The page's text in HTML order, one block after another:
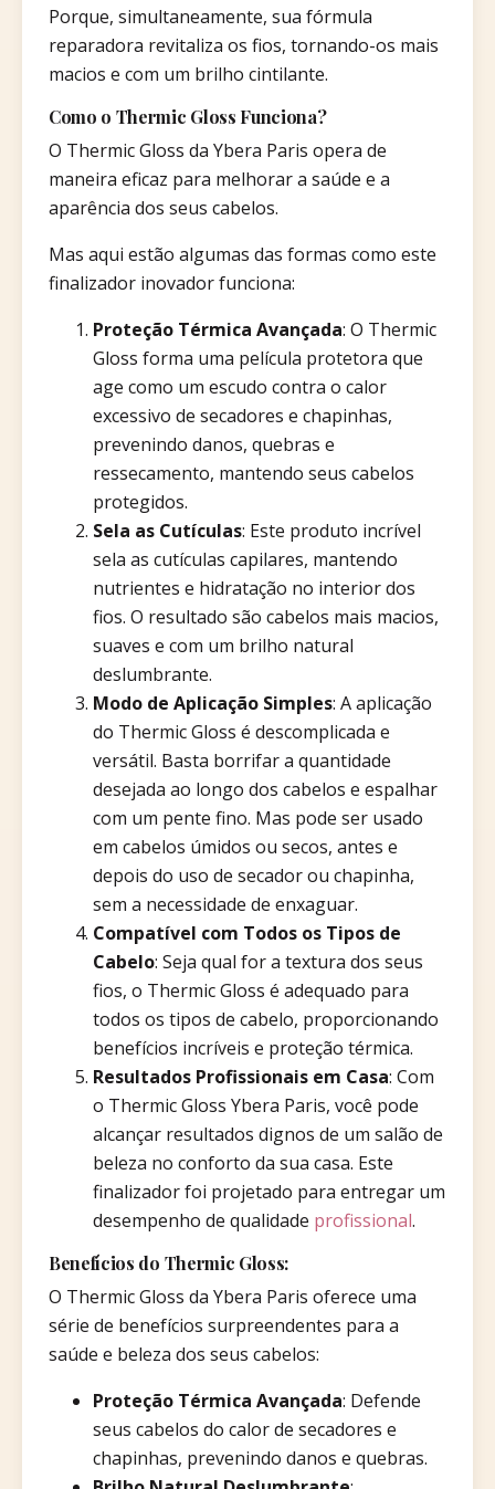
Porque, simultaneamente, sua fórmula
reparadora revitaliza os fios, tornando-os mais
macios e com um brilho cintilante.
Como o Thermic Gloss Funciona?
O Thermic Gloss da Ybera Paris opera de
maneira eficaz para melhorar a saúde e a
aparência dos seus cabelos.
Mas aqui estão algumas das formas como este
finalizador inovador funciona:
Proteção Térmica Avançada: O Thermic
Gloss forma uma película protetora que
age como um escudo contra o calor
excessivo de secadores e chapinhas,
prevenindo danos, quebras e
ressecamento, mantendo seus cabelos
protegidos.
Sela as Cutículas: Este produto incrível
sela as cutículas capilares, mantendo
nutrientes e hidratação no interior dos
fios. O resultado são cabelos mais macios,
suaves e com um brilho natural
deslumbrante.
Modo de Aplicação Simples: A aplicação
do Thermic Gloss é descomplicada e
versátil. Basta borrifar a quantidade
desejada ao longo dos cabelos e espalhar
com um pente fino. Mas pode ser usado
em cabelos úmidos ou secos, antes e
depois do uso de secador ou chapinha,
sem a necessidade de enxaguar.
Compatível com Todos os Tipos de
Cabelo: Seja qual for a textura dos seus
fios, o Thermic Gloss é adequado para
todos os tipos de cabelo, proporcionando
benefícios incríveis e proteção térmica.
Resultados Profissionais em Casa: Com
o Thermic Gloss Ybera Paris, você pode
alcançar resultados dignos de um salão de
beleza no conforto da sua casa. Este
finalizador foi projetado para entregar um
desempenho de qualidade profissional.
Benefícios do Thermic Gloss:
O Thermic Gloss da Ybera Paris oferece uma
série de benefícios surpreendentes para a
saúde e beleza dos seus cabelos:
Proteção Térmica Avançada: Defende
seus cabelos do calor de secadores e
chapinhas, prevenindo danos e quebras.